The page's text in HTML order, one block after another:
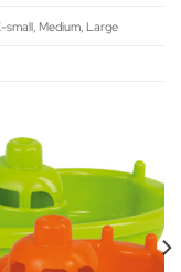
small, Medium, Large